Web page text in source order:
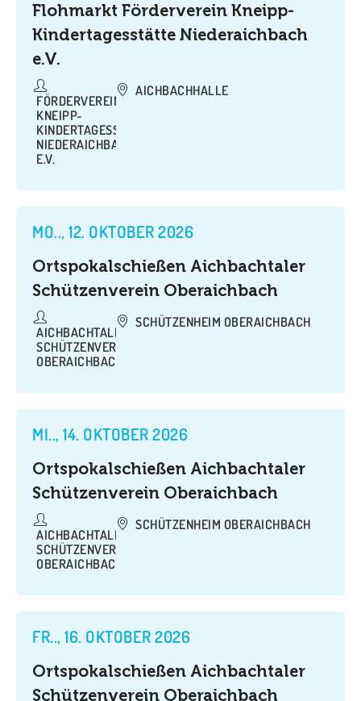
Flohmarkt Förderverein Kneipp-
Kindertagesstätte Niederaichbach
e.V.
AICHBACHHALLE
FÖRDERVEREIN
KNEIPP-
KINDERTAGESSTÄTTE
NIEDERAICHBACH
E.V.
MO.., 12. OKTOBER 2026
Ortspokalschießen Aichbachtaler
Schützenverein Oberaichbach
SCHÜTZENHEIM OBERAICHBACH
AICHBACHTALER
SCHÜTZENVEREIN
OBERAICHBACH
MI.., 14. OKTOBER 2026
Ortspokalschießen Aichbachtaler
Schützenverein Oberaichbach
SCHÜTZENHEIM OBERAICHBACH
AICHBACHTALER
SCHÜTZENVEREIN
OBERAICHBACH
FR.., 16. OKTOBER 2026
Ortspokalschießen Aichbachtaler
Schützenverein Oberaichbach